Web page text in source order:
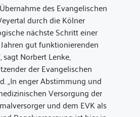
des Evangelischen
durch die Kölner
nächste Schritt einer
gut funktionierenden
Norbert Lenke,
der Evangelischen
„In enger Abstimmung und
Versorgung der
und dem EVK als